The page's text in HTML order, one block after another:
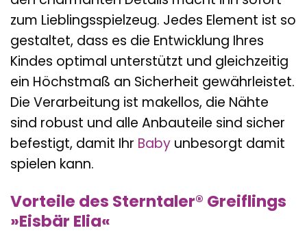
zum Lieblingsspielzeug. Jedes Element ist so
gestaltet, dass es die Entwicklung Ihres
Kindes optimal unterstützt und gleichzeitig
ein Höchstmaß an Sicherheit gewährleistet.
Die Verarbeitung ist makellos, die Nähte
sind robust und alle Anbauteile sind sicher
befestigt, damit Ihr Baby unbesorgt damit
spielen kann.
Vorteile des Sterntaler® Greiflings
»Eisbär Elia«